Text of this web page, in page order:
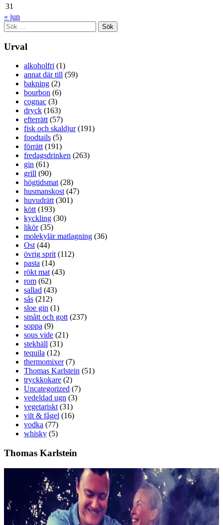
31
« jun
Sök
efter:
Urval
alkoholfri (1)
annat där till (59)
bakning (2)
bourbon (6)
cognac (3)
dryck (163)
efterrätt(57)
fisk och skaldjur(191)
foodtails (5)
förrätt(191)
fredagsdrinken (263)
gin (61)
grill (90)
högtidsmat(28)
husmanskost(47)
huvudrätt(301)
kött(193)
kyckling (30)
likör(35)
molekylär matlagning (36)
Ost(44)
övrig sprit(112)
pasta (14)
rökt mat(43)
rom (62)
sallad (43)
sås (212)
sloe gin (1)
smått och gott(237)
soppa (9)
sous vide (21)
stekhäll (31)
tequila (12)
thermomixer(7)
Thomas Karlstein (51)
tryckkokare (2)
Uncategorized (7)
vedeldad ugn (3)
vegetariskt(31)
vilt & fågel (16)
vodka (77)
whisky (5)
Thomas Karlstein